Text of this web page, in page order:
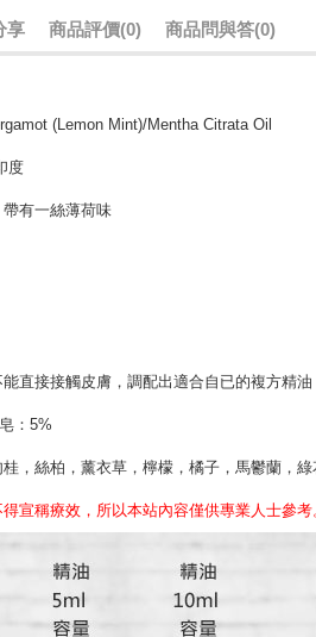
享 商品評價(0) 商品問與答(0)
(Lemon Mint)/Mentha Citrata Oil
度
有一絲薄荷味
直接接觸皮膚，調配出適合自已的複方精
：5%
，絲柏，薰衣草，檸檬，橘子，馬鬱蘭，
宣稱療效，所以本站內容僅供專業人士參